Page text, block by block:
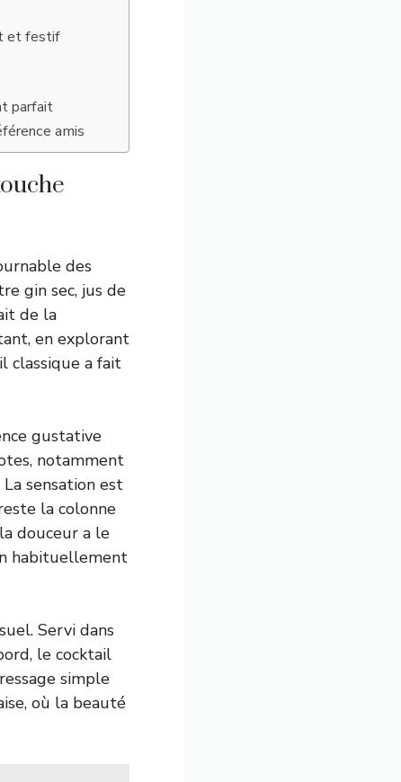
et festif
parfait
amis
des
gin sec, jus de
de la
en explorant
classique a fait
gustative
notamment
sensation est
la colonne
douceur a le
habituellement
Servi dans
le cocktail
simple
où la beauté